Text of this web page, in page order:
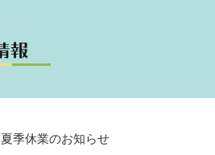
夏季休業のお知らせ